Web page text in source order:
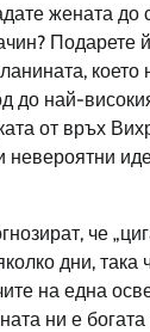
жената до
Подарете
, което
до най-
от връх
невероятни
че
дни, така
на една
ни е